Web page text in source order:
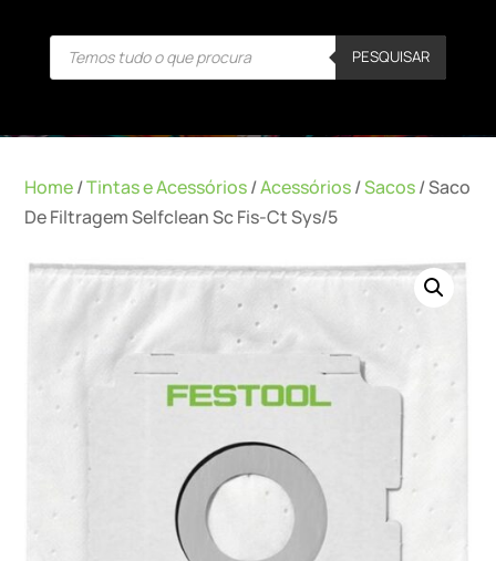
Products
search PESQUISAR
Home/Tintas e Acessórios/Acessórios/Sacos/ Saco
De Filtragem Selfclean Sc Fis-Ct Sys/5